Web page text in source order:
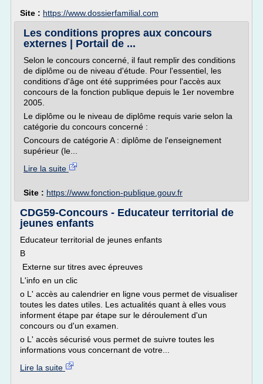
Site : https://www.dossierfamilial.com
Les conditions propres aux concours
externes | Portail de ...
Selon le concours concerné, il faut remplir des conditions
de diplôme ou de niveau d'étude. Pour l'essentiel, les
conditions d'âge ont été supprimées pour l'accès aux
concours de la fonction publique depuis le 1er novembre
2005.
Le diplôme ou le niveau de diplôme requis varie selon la
catégorie du concours concerné :
Concours de catégorie A : diplôme de l'enseignement
supérieur (le...
Lire la suite
Site : https://www.fonction-publique.gouv.fr
CDG59-Concours - Educateur territorial de
jeunes enfants
Educateur territorial de jeunes enfants
B
Externe sur titres avec épreuves
L'info en un clic
o L' accès au calendrier en ligne vous permet de visualiser
toutes les dates utiles. Les actualités quant à elles vous
informent étape par étape sur le déroulement d'un
concours ou d'un examen.
o L' accès sécurisé vous permet de suivre toutes les
informations vous concernant de votre...
Lire la suite